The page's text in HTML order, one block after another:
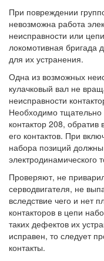
При повреждении
невозможна работа
неисправности или
локомотивная бригада
для их устранения.
Одна из возможных
кулачковый вал не
неисправности
Необходимо тщательно
контактор 208,
его контактов. При
набора позиций
электродинамического
Проверяют, не
серводвигателя, не
вследствие чего и нет
контакторов в цепи
таких дефектов их
исправен, то следует
контакты.